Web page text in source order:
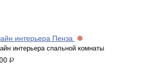
интерьера Пенза
интерьера спальной комнаты
р.